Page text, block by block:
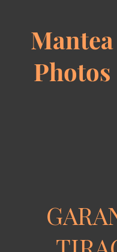
Mantea
Photos